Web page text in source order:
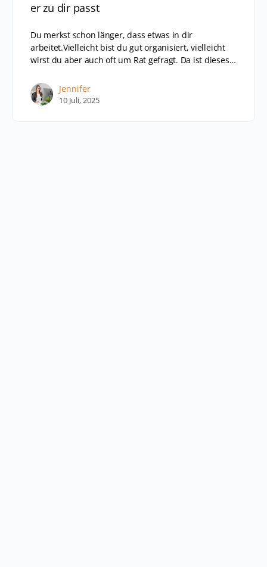
er zu dir passt
Du merkst schon länger, dass etwas in dir
arbeitet.Vielleicht bist du gut organisiert, vielleicht
wirst du aber auch oft um Rat gefragt. Da ist dieses…
Jennifer
10 Juli, 2025